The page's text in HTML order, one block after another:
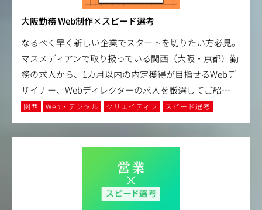
大阪勤務 Web制作×スピード選考
なるべく早く新しい企業でスタートを切りたい方必見。
マスメディアンで取り扱っている関西（大阪・京都）勤
務の求人から、1カ月以内の内定獲得が目指せるWebデ
ザイナー、Webディレクターの求人を厳選してご紹…
関西 Web・デジタル クリエイティブ スピード選考